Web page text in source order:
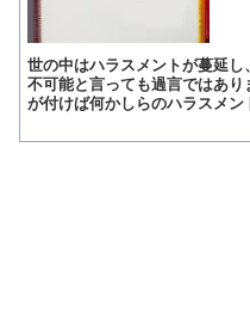
世の中はハラスメントが蔓延
不可能と言っても過言ではあり
が付けば何かしらのハラスメン